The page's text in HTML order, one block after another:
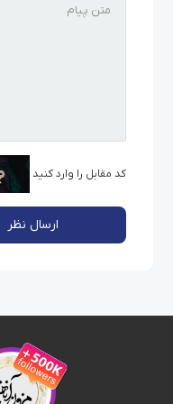
کد مقابل را وارد کنید
ارسال نظر